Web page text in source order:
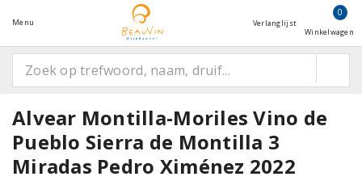
Menu Verlanglijst
0
Winkelwagen
Alvear Montilla-Moriles Vino de
Pueblo Sierra de Montilla 3
Miradas Pedro Ximénez 2022